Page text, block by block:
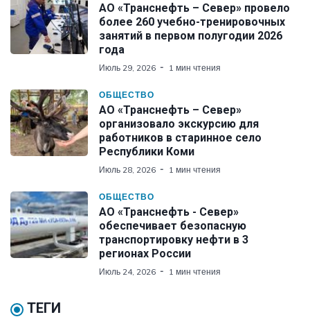
АО «Транснефть – Север» провело
более 260 учебно-тренировочных
занятий в первом полугодии 2026
года
Июль 29, 2026 1 мин чтения
ОБЩЕСТВО
АО «Транснефть – Север»
организовало экскурсию для
работников в старинное село
Республики Коми
Июль 28, 2026 1 мин чтения
ОБЩЕСТВО
АО «Транснефть - Север»
обеспечивает безопасную
транспортировку нефти в 3
регионах России
Июль 24, 2026 1 мин чтения
ТЕГИ